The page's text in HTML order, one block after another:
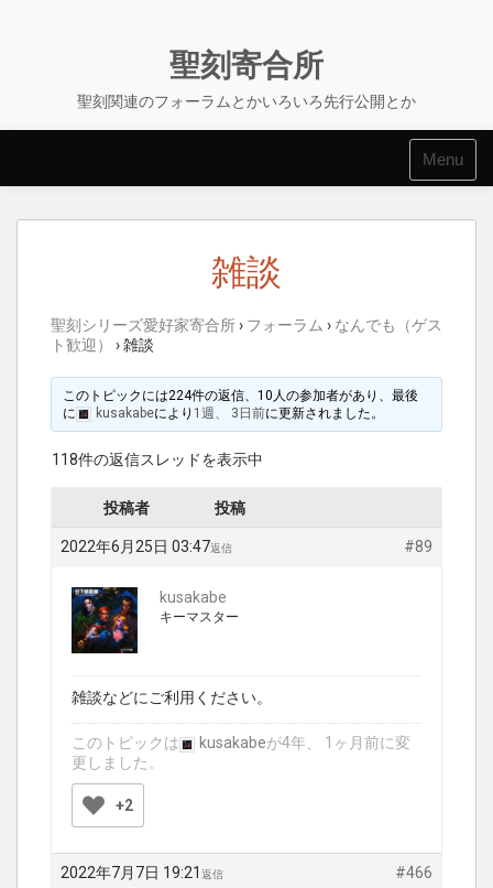
聖刻寄合所
聖刻関連のフォーラムとかいろいろ先行公開とか
Menu
雑談
聖刻シリーズ愛好家寄合所› フォーラム › なんでも（ゲス
ト歓迎）
›雑談
このトピックには224件の返信、10人の参加者があり、最後
に
kusakabeにより 1週、 3日前に更新されました。
118件の返信スレッドを表示中
投稿者 投稿
2022年6月25日 03:47 #89
返信
kusakabe
キーマスター
雑談などにご利用ください。
このトピックは kusakabeが4年、 1ヶ月前に変
更しました。
+2
2022年7月7日 19:21 #466
返信